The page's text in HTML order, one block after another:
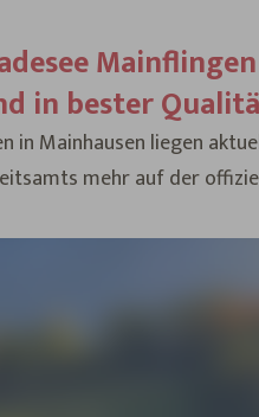
in bester
in Mainhausen liegen
mehr auf der
Hinweise wurden nach